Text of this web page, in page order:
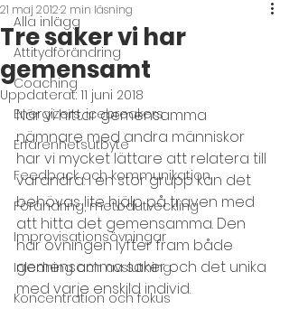
Alla inlägg
Attitydförändring
Coaching
Energizers, icebreakers
Erfarenhetsutbyte
Feedback och kommunikation
Förändring, metodutveckling
Improvisationsövningar
Inledning och avslutning
Koncentration och fokus
Tre saker vi har
gemensamt
21 maj 20122 min läsning
Uppdaterat: 11 juni 2018
När vi hittar gemensamma
nämnare med andra människor
har vi mycket lättare att relatera till
varandra. I en stor grupp kan det
behövas lite hjälp på traven med
att hitta det gemensamma. Den
här övningen lyfter fram både
gemensamma saker och det unika
med varje enskild individ.